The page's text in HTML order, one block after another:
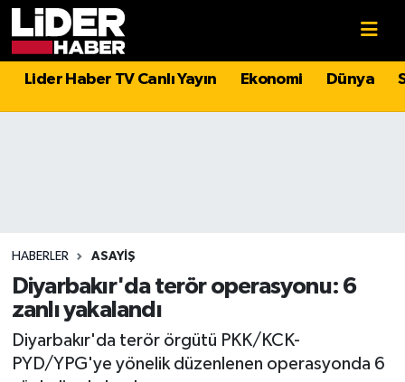
Lider Haber TV Canlı Yayın Ekonomi Dünya
HABERLER ASAYIŞ
Diyarbakır'da terör operasyonu: 6
zanlı yakalandı
Diyarbakır'da terör örgütü PKK/KCK-
PYD/YPG'ye yönelik düzenlenen operasyonda 6
Politika
Magazin
Spor
Sağlık
Hava Durumu
Süper Lig Puan Durumu ve Fikstür
Tüm Manşetler
Son Dakika Haberleri